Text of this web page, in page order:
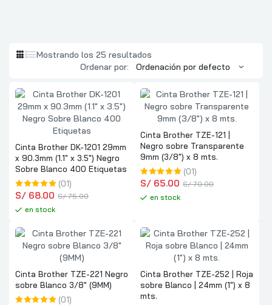
Mostrando los 25 resultados
Ordenar por:
Cinta Brother DK-1201 29mm
x 90.3mm (1.1″ x 3.5″) Negro
Sobre Blanco 400 Etiquetas
(01)
S/ 75.00
S/ 68.00
en stock
Cinta Brother TZE-121 |
Negro sobre Transparente
9mm (3/8″) x 8 mts.
(01)
S/ 70.00
S/ 65.00
en stock
Cinta Brother TZE-221 Negro
sobre Blanco 3/8″ (9MM)
(01)
Cinta Brother TZE-252 | Roja
sobre Blanco | 24mm (1″) x 8
mts.